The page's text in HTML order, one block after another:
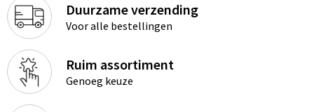
Duurzame verzending
Voor alle bestellingen
Ruim assortiment
Genoeg keuze